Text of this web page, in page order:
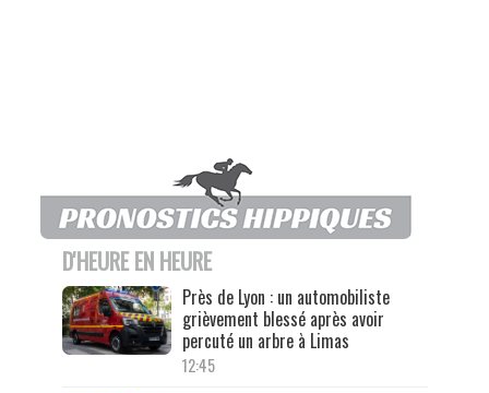
D'HEURE EN HEURE
Près de Lyon : un automobiliste
grièvement blessé après avoir
percuté un arbre à Limas
12:45